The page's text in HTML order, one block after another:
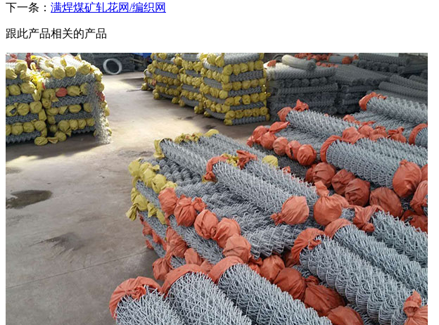
下一条： 满焊煤矿轧花网/编织网
跟此产品相关的产品